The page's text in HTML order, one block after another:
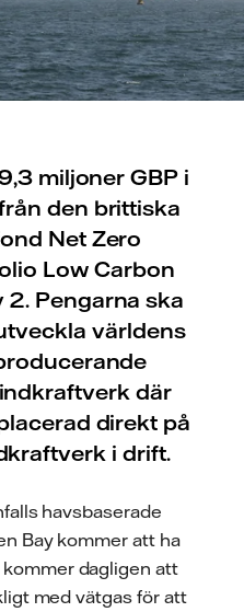
miljoner GBP i
den brittiska
Net Zero
Low Carbon
Pengarna ska
världens
där
direkt på
i drift.
havsbaserade
Bay kommer att ha
dagligen att
med vätgas för att